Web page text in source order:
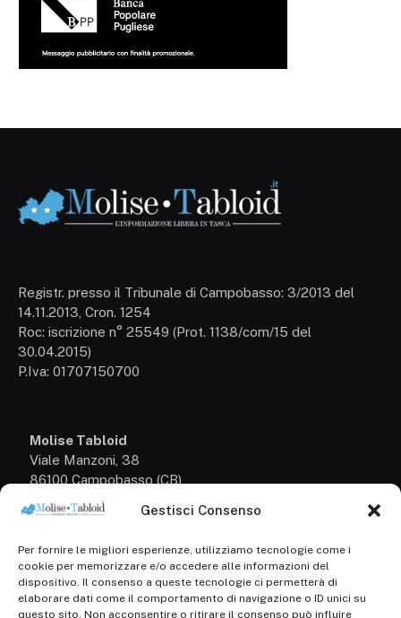
Gestisci Consenso
Per fornire le migliori esperienze, utilizziamo tecnologie come i
cookie per memorizzare e/o accedere alle informazioni del
dispositivo. Il consenso a queste tecnologie ci permetterà di
elaborare dati come il comportamento di navigazione o ID unici su
questo sito. Non acconsentire o ritirare il consenso può influire
Registr. presso il Tribunale di Campobasso: 3/2013 del
14.11.2013, Cron. 1254
Roc: iscrizione n° 25549 (Prot. 1138/com/15 del
30.04.2015)
P.Iva: 01707150700
Molise Tabloid
Viale Manzoni, 38
86100 Campobasso (CB)
+39 3333169466
Scrivici a:
info@molisetabloid.it
commerciale@molisetabloid.it